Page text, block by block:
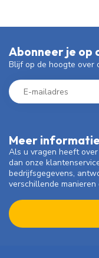
Meer informatie
Als u vragen heeft
dan onze
bedrijfsgegevens,
verschillende
Abonneer je op
Blijf op de hoogte over